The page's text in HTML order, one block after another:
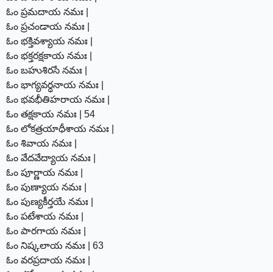
ఓం ప్రమదాయ నమః |
ఓం ప్రచండాయ నమః |
ఓం భక్తివశ్యాయ నమః |
ఓం భక్తరక్షకాయ నమః |
ఓం బహుశిరసే నమః |
ఓం భాగ్యవర్ధనాయ నమః |
ఓం భవభీతిహరాయ నమః |
ఓం తక్షకాయ నమః | 54
ఓం లోకత్రయాధీశాయ నమః |
ఓం శివాయ నమః |
ఓం వేదవేద్యాయ నమః |
ఓం పూర్ణాయ నమః |
ఓం పుణ్యాయ నమః |
ఓం పుణ్యకీర్తయే నమః |
ఓం పటేశాయ నమః |
ఓం పారగాయ నమః |
ఓం నిష్కలాయ నమః | 63
ఓం వరప్రదాయ నమః |